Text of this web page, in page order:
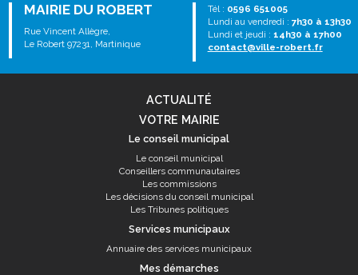
MAIRIE DU ROBERT
Rue Vincent Allègre,
Le Robert 97231, Martinique
Tél : 0596 651005
Lundi au vendredi : 7h30 à 13h30
Lundi et jeudi : 14h30 à 17h00
contact@ville-robert.fr
ACTUALITÉ
VOTRE MAIRIE
Le conseil municipal
Le conseil municipal
Conseillers communautaires
Les commissions
Les décisions du conseil municipal
Les Tribunes politiques
Services municipaux
Annuaire des services municipaux
Mes démarches